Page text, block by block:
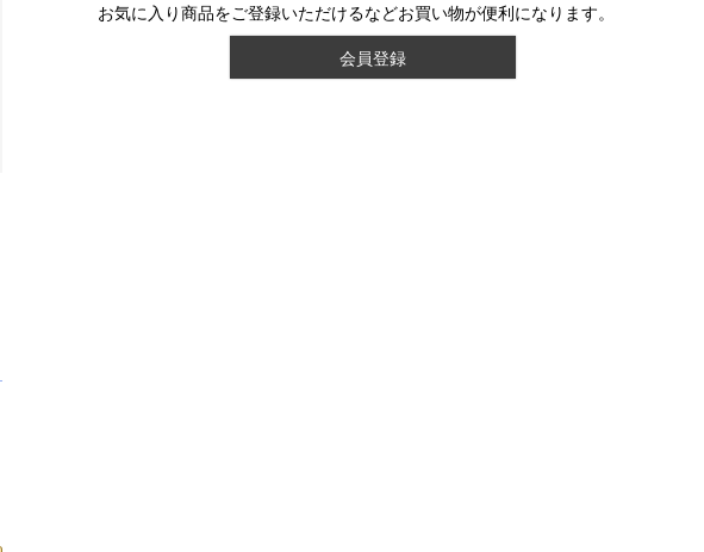
お気に入り商品をご登録いただけるなどお買い物が便利になります。
会員登録